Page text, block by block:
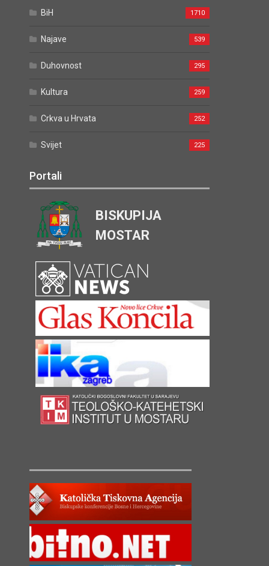
BiH 1710
Najave 539
Duhovnost 295
Kultura 259
Crkva u Hrvata 252
Svijet 225
Portali
BISKUPIJA
MOSTAR